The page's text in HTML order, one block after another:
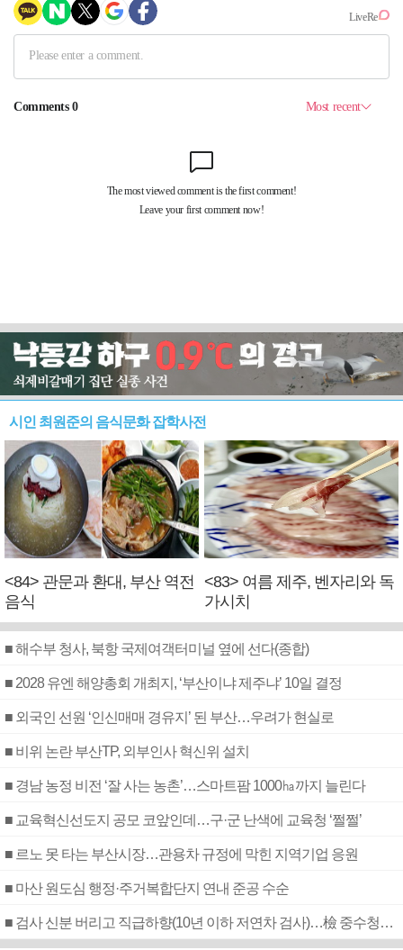
시인 최원준의 음식문화 잡학사전
<84> 관문과 환대, 부산 역전
음식
<83> 여름 제주, 벤자리와 독
가시치
■ 해수부 청사, 북항 국제여객터미널 옆에 선다(종합)
■ 2028 유엔 해양총회 개최지, ‘부산이냐 제주냐’ 10일 결정
■ 외국인 선원 ‘인신매매 경유지’ 된 부산…우려가 현실로
■ 비위 논란 부산TP, 외부인사 혁신위 설치
■ 경남 농정 비전 ‘잘 사는 농촌’…스마트팜 1000㏊까지 늘린다
■ 교육혁신선도지 공모 코앞인데…구·군 난색에 교육청 ‘쩔쩔’
■ 르노 못 타는 부산시장…관용차 규정에 막힌 지역기업 응원
■ 마산 원도심 행정·주거복합단지 연내 준공 수순
■ 검사 신분 버리고 직급하향(10년 이하 저연차 검사)…檢 중수청행 기피